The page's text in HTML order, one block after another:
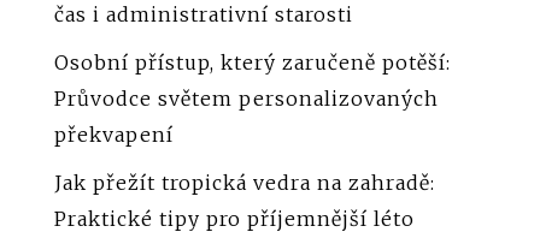
čas i administrativní starosti
Osobní přístup, který zaručeně potěší:
Průvodce světem personalizovaných
překvapení
Jak přežít tropická vedra na zahradě:
Praktické tipy pro příjemnější léto